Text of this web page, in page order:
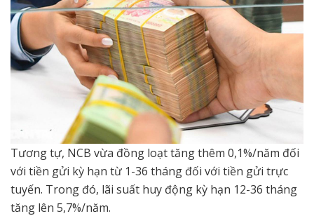
Tương tự, NCB vừa đồng loạt tăng thêm 0,1%/năm đối
với tiền gửi kỳ hạn từ 1-36 tháng đối với tiền gửi trực
tuyến. Trong đó, lãi suất huy động kỳ hạn 12-36 tháng
tăng lên 5,7%/năm.